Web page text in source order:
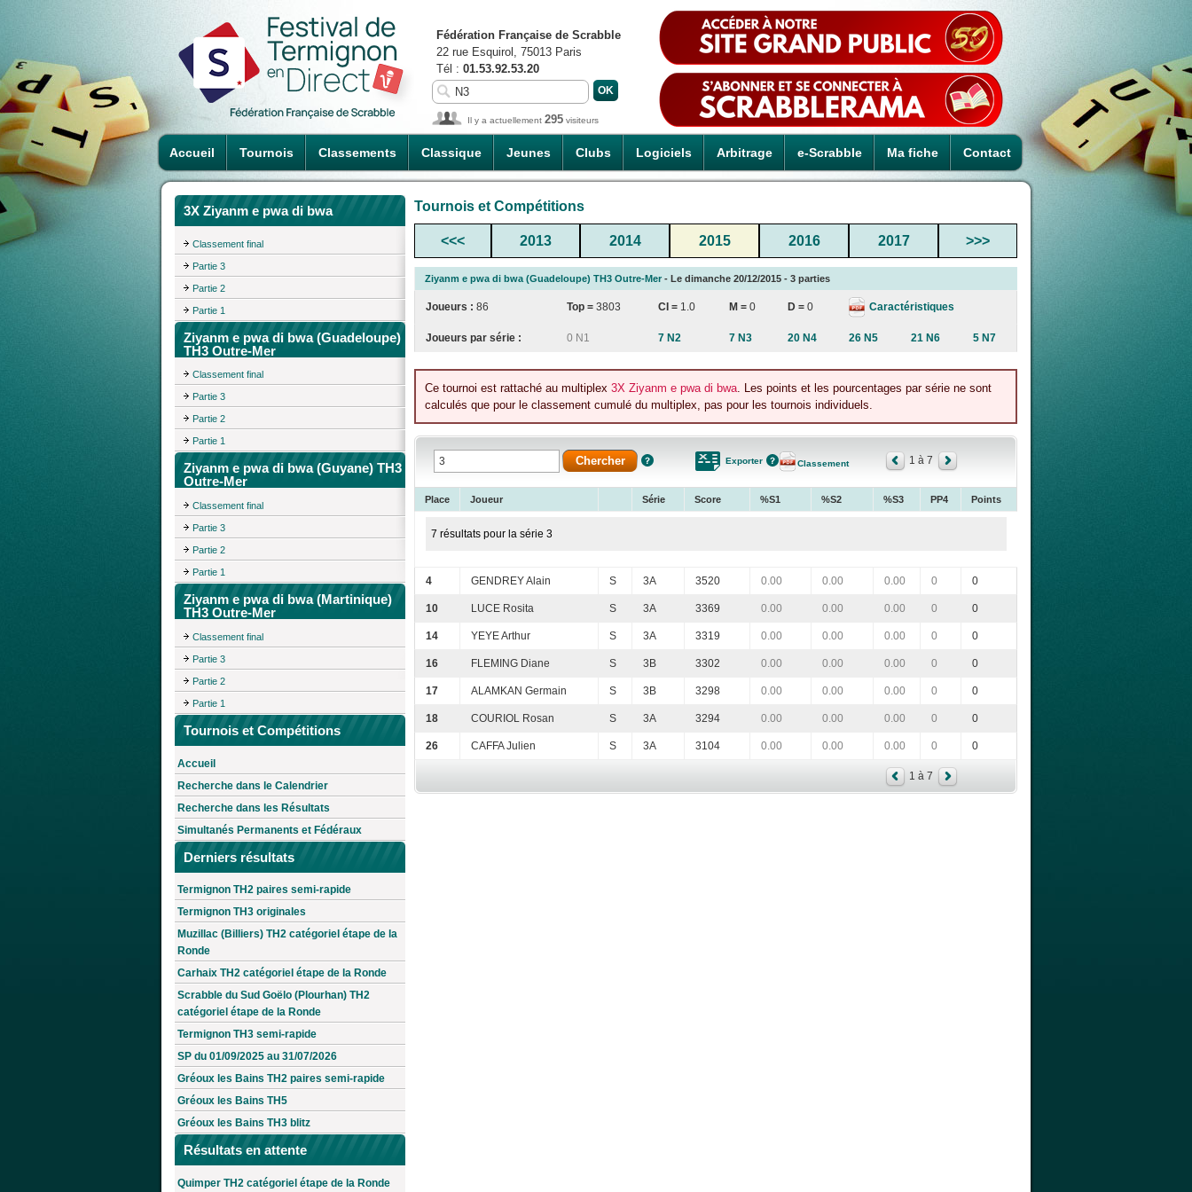
Accueil Tournois Classements Classique Jeunes Clubs Logiciels Arbitrage e-Scrabble Ma fiche Contact
Fédération Française de Scrabble
22 rue Esquirol, 75013 Paris
Tél : 01.53.92.53.20
Il y a actuellement 295 visiteurs
3X Ziyanm e pwa di bwa
Classement final
Partie 3
Partie 2
Partie 1
Ziyanm e pwa di bwa (Guadeloupe)
TH3 Outre-Mer
Classement final
Partie 3
Partie 2
Partie 1
Ziyanm e pwa di bwa (Guyane) TH3
Outre-Mer
Classement final
Partie 3
Partie 2
Partie 1
Ziyanm e pwa di bwa (Martinique)
TH3 Outre-Mer
Classement final
Partie 3
Partie 2
Partie 1
Tournois et Compétitions
Accueil
Recherche dans le Calendrier
Recherche dans les Résultats
Simultanés Permanents et Fédéraux
Derniers résultats
Termignon TH2 paires semi-rapide
Termignon TH3 originales
Muzillac (Billiers) TH2 catégoriel étape de la
Ronde
Carhaix TH2 catégoriel étape de la Ronde
Scrabble du Sud Goëlo (Plourhan) TH2
catégoriel étape de la Ronde
Termignon TH3 semi-rapide
SP du 01/09/2025 au 31/07/2026
Gréoux les Bains TH2 paires semi-rapide
Gréoux les Bains TH5
Gréoux les Bains TH3 blitz
Résultats en attente
Quimper TH2 catégoriel étape de la Ronde
Tournois et Compétitions
<<< 2013 2014 2015 2016 2017 >>>
Ziyanm e pwa di bwa (Guadeloupe) TH3 Outre-Mer - Le dimanche 20/12/2015 - 3 parties
Joueurs : 86 Top = 3803 CI = 1.0 M = 0 D = 0 Caractéristiques
Joueurs par série : 0 N1 7 N2 7 N3 20 N4 26 N5 21 N6 5 N7
Ce tournoi est rattaché au multiplex 3X Ziyanm e pwa di bwa. Les points et les pourcentages par série ne sont
calculés que pour le classement cumulé du multiplex, pas pour les tournois individuels.
Exporter Classement 1 à 7
Place Joueur Série Score %S1 %S2 %S3 PP4 Points
7 résultats pour la série 3
4 GENDREY Alain S 3A 3520 0.00 0.00 0.00 0 0
10 LUCE Rosita S 3A 3369 0.00 0.00 0.00 0 0
14 YEYE Arthur S 3A 3319 0.00 0.00 0.00 0 0
16 FLEMING Diane S 3B 3302 0.00 0.00 0.00 0 0
17 ALAMKAN Germain S 3B 3298 0.00 0.00 0.00 0 0
18 COURIOL Rosan S 3A 3294 0.00 0.00 0.00 0 0
26 CAFFA Julien S 3A 3104 0.00 0.00 0.00 0 0
1 à 7